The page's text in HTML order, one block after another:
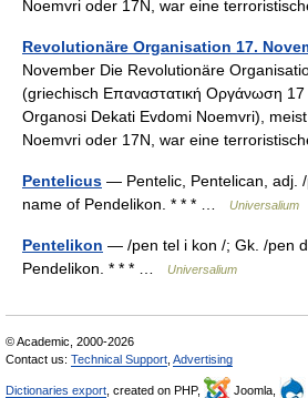
Noemvri oder 17N, war eine
Revolutionäre Organisation 17.
November Die Revolutionäre
(griechisch Επαναστατική Οργάνωση
Organosi Dekati Evdomi Noemvri),
Noemvri oder 17N, war eine
Pentelicus — Pentelic, Pentelican, adj.
name of Pendelikon. * * * …
Universalium
Pentelikon — /pen tel i kon /; Gk. /pen
Pendelikon. * * * …
Universalium
© Academic, 2000-2026
Contact us: Technical Support Advertising
Dictionaries export , created on PHP, Joomla,